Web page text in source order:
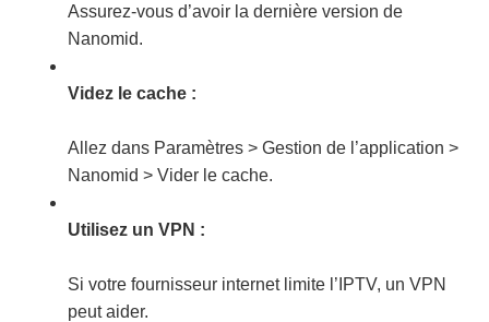
Assurez-vous d’avoir la dernière version de
Nanomid.
Videz le cache :
Allez dans Paramètres > Gestion de l’application >
Nanomid > Vider le cache.
Utilisez un VPN :
Si votre fournisseur internet limite l’IPTV, un VPN
peut aider.